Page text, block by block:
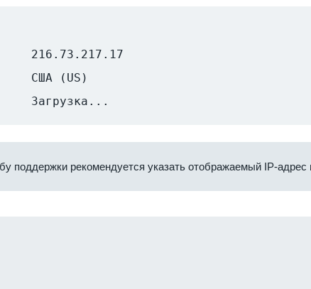
216.73.217.17
США (US)
Загрузка...
поддержки рекомендуется указать отображаемый IP-адрес